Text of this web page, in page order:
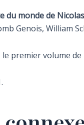
du monde de
Genois, William
premier volume de